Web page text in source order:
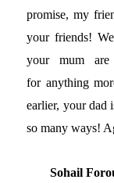
promise, my
your friends!
your mum
for anything
earlier, your dad
so many ways!
Sohail